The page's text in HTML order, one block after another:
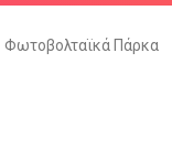
Φωτοβολταϊκά Πάρκα